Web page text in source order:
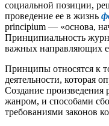
социальной позиции,
проведение ее в жизнь
principium — «основа,
Принципиальность
важных направляющих
Принципы относятся к
деятельности, которая
Создание произведения
жанром, и способами
требованиями законов